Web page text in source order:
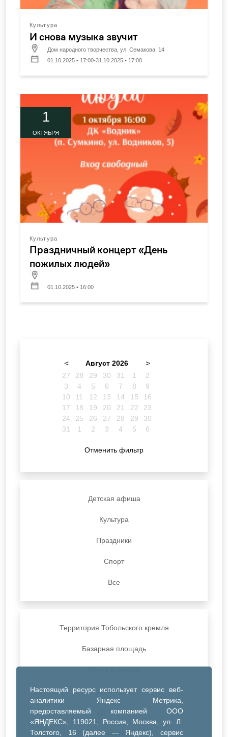
Настоящий ресурс использует сервис веб-
аналитики Яндекс Метрика,
предоставляемый компанией ООО
«ЯНДЕКС», 119021, Россия, Москва, ул. Л.
Толстого, 16 (далее — Яндекс), сервис
Культура
И снова музыка звучит
Дом народного творчества, ул. Семакова, 14
01.10.2025 • 17:00-31.10.2025 • 17:00
1
ОКТЯБРЯ
Культура
Праздничный концерт «День
пожилых людей»
01.10.2025 • 16:00
< Август 2026 >
27 28 29 30 31 1
2
3
4 5 6 7 8
9
10
11 12 13 14 15
16
17
18 19 20 21 22
23
24
25 26 27 28 29
30
31
1 2 3 4 5 6
Отменить фильтр
Детская афиша
Культура
Праздники
Спорт
Все
Территория Тобольского кремля
Базарная площадь
ДК Синтез
ДК Речник
ДК Водник